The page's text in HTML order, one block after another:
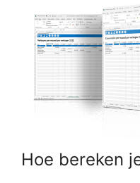
Hoe bereken